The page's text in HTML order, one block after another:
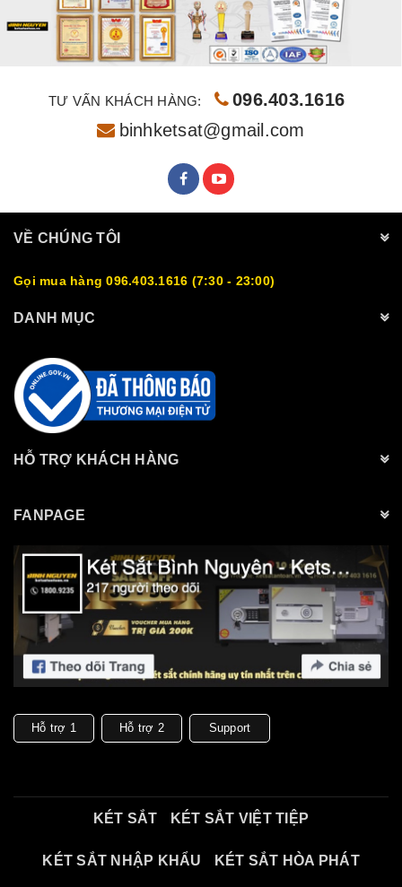
TƯ VẤN KHÁCH HÀNG:
096.403.1616
binhketsat@gmail.com
VỀ CHÚNG TÔI
Gọi mua hàng 096.403.1616 (7:30 - 23:00)
DANH MỤC
HỖ TRỢ KHÁCH HÀNG
FANPAGE
Hỗ trợ 1 Hỗ trợ 2 Support
KÉT SẮT KÉT SẮT VIỆT TIỆP
KÉT SẮT NHẬP KHẨU KÉT SẮT HÒA PHÁT